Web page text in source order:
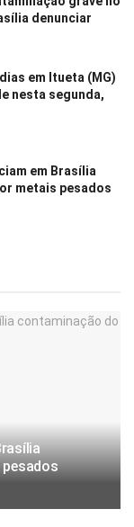
denunciar
em Itueta (MG)
nesta segunda,
em Brasília
metais pesados